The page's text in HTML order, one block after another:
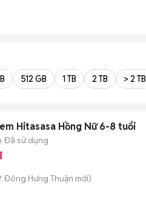
512 GB 1 TB 2 TB > 2 TB
Hitasasa Hồng Nữ 6-8 tuổi
Đã sử dụng
Đông Hưng Thuận mới)